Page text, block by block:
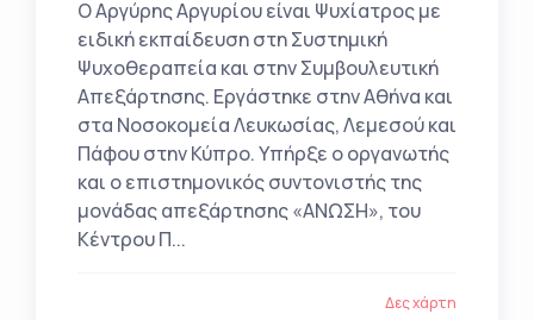
Ο Αργύρης Αργυρίου είναι Ψυχίατρος με
ειδική εκπαίδευση στη Συστημική
Ψυχοθεραπεία και στην Συμβουλευτική
Απεξάρτησης. Εργάστηκε στην Αθήνα και
στα Νοσοκομεία Λευκωσίας, Λεμεσού και
Πάφου στην Κύπρο. Υπήρξε ο οργανωτής
και ο επιστημονικός συντονιστής της
μονάδας απεξάρτησης «ΑΝΩΣΗ», του
Κέντρου Π...
Δες χάρτη